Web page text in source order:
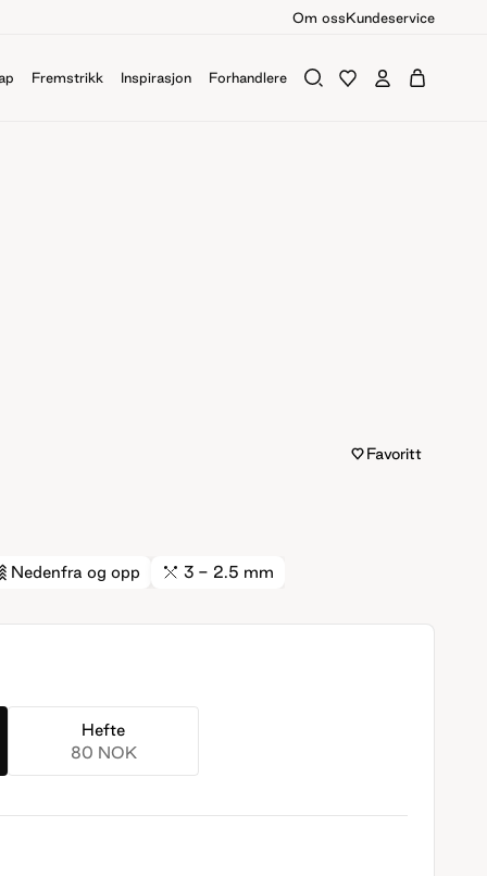
Om ossKundeservice
Fremstrikk Inspirasjon Forhandlere
Favoritt
Nedenfra og opp 3 - 2.5 mm
Hefte
80 NOK